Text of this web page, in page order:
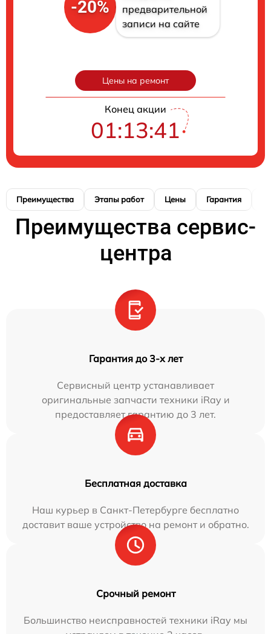
-20%
предварительной
записи на сайте
Цены на ремонт
Конец акции
01:13:40
Преимущества Этапы работ Цены Гарантия
Преимущества сервис-
центра
Гарантия до 3-х лет
Сервисный центр устанавливает
оригинальные запчасти техники iRay и
предоставляет гарантию до 3 лет.
Бесплатная доставка
Наш курьер в Санкт-Петербурге бесплатно
доставит ваше устройство на ремонт и обратно.
Срочный ремонт
Большинство неисправностей техники iRay мы